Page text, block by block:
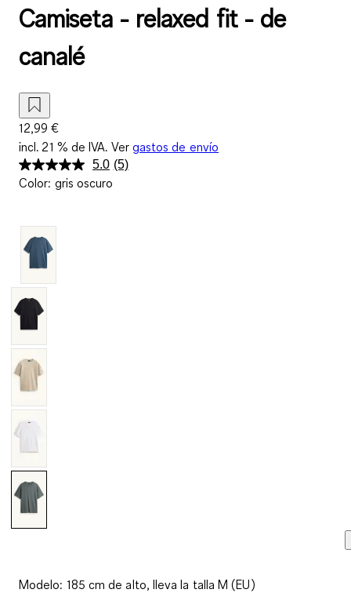
Camiseta - relaxed fit - de
canalé
12,99 €
incl. 21 % de IVA. Ver gastos de envío
5.0 Lea
(5)
Color: gris oscuro
Modelo: 185 cm de alto, lleva la talla M (EU)